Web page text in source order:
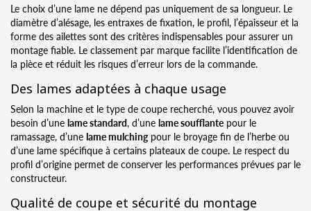
Le choix d’une lame ne dépend pas uniquement de sa longueur. Le
diamètre d’alésage, les entraxes de fixation, le profil, l’épaisseur et la
forme des ailettes sont des critères indispensables pour assurer un
montage fiable. Le classement par marque facilite l’identification de
la pièce et réduit les risques d’erreur lors de la commande.
Des lames adaptées à chaque usage
Selon la machine et le type de coupe recherché, vous pouvez avoir
besoin d’une lame standard, d’une lame soufflante pour le
ramassage, d’une lame mulchingpour le broyage fin de l’herbe ou
d’une lame spécifique à certains plateaux de coupe. Le respect du
profil d’origine permet de conserver les performances prévues par le
constructeur.
Qualité de coupe et sécurité du montage